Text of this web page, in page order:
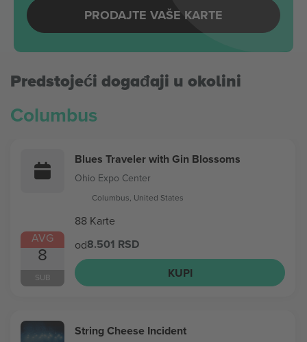
PRODAJTE VAŠE KARTE
Predstojeći događaji u okolini
Columbus
AVG
8
SUB
Blues Traveler with Gin Blossoms
Ohio Expo Center
Columbus, United States
88 Karte
od8.501 RSD
KUPI
String Cheese Incident